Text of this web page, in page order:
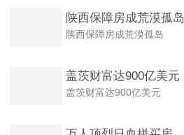
陕西保障房成荒漠孤岛
陕西保障房成荒漠孤岛
盖茨财富达900亿美元
盖茨财富达900亿美元